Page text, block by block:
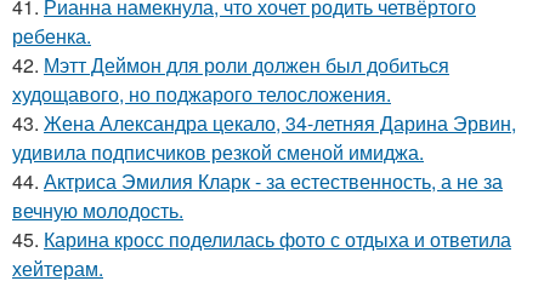
41. Рианна намекнула, что хочет родить четвёртого
ребенка.
42. Мэтт Деймон для роли должен был добиться
худощавого, но поджарого телосложения.
43. Жена Александра цекало, 34-летняя Дарина Эрвин,
удивила подписчиков резкой сменой имиджа.
44. Актриса Эмилия Кларк - за естественность, а не за
вечную молодость.
45. Карина кросс поделилась фото с отдыха и ответила
хейтерам.